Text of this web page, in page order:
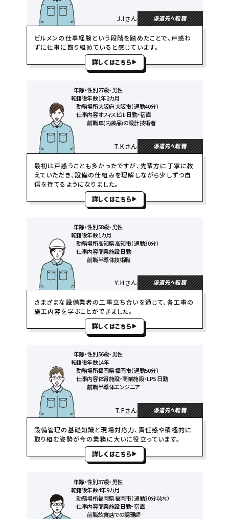
J.Iさん 派遣先へ転籍
ビルメンの仕事経験という段階を踏めたことで、戸惑わ
ずに仕事に取り組めていると感じています。
詳しくはこちら
T.Kさん 派遣先へ転籍
年齢・性別27歳・男性
転籍後年数1年2カ月
勤務場所大阪府 大阪市（通勤40分）
仕事内容オフィスビル 日勤・宿直
前職車(内装品)の設計技術者
最初は戸惑うことも多かったですが、先輩方に丁寧に教
えていただき、設備の仕組みを理解しながら少しずつ自
信を持てるようになりました。
詳しくはこちら
Y.Hさん 派遣先へ転籍
年齢・性別58歳・男性
転籍後年数1カ月
勤務場所高知県 高知市（通勤30分）
仕事内容商業施設 日勤
前職半導体技術職
さまざまな設備業者の工事立ち合いを通じて、各工事の
施工内容を学ぶことができました。
詳しくはこちら
T.Fさん 派遣先へ転籍
年齢・性別56歳・男性
転籍後年数14年
勤務場所福岡県 福岡市（通勤50分）
仕事内容体育施設・商業施設・LPS 日勤
前職半導体エンジニア
設備管理の基礎知識と現場対応力、責任感や積極的に
取り組む姿勢が今の業務に大いに役立っています。
詳しくはこちら
年齢・性別37歳・男性
転籍後年数4年9カ月
勤務場所福岡県 福岡市（通勤30分以内）
仕事内容商業施設 日勤・宿直
前職飲食店での調理師